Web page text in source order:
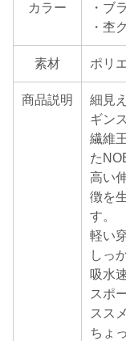
カラー
・ブ
・杢
素材 ポリ
商品説明
細見
ギンス
繊維
た
高い
徴を
す。
軽い
しっ
吸水
スポ
スス
ちょ